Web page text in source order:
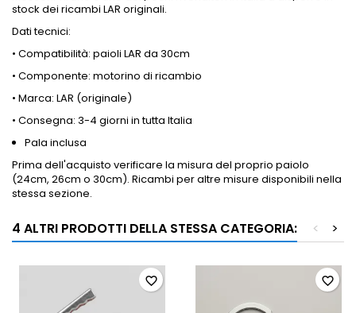
stock dei ricambi LAR originali.
Dati tecnici:
• Compatibilità: paioli LAR da 30cm
• Componente: motorino di ricambio
• Marca: LAR (originale)
• Consegna: 3-4 giorni in tutta Italia
Pala inclusa
Prima dell'acquisto verificare la misura del proprio paiolo
(24cm, 26cm o 30cm). Ricambi per altre misure disponibili nella
stessa sezione.
4 ALTRI PRODOTTI DELLA STESSA CATEGORIA: >
<
favorite_border favorite_border